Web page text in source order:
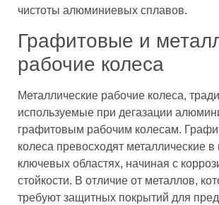
чистоты алюминиевых сплавов.
Графитовые и
рабочие колеса
Металлические рабочие колеса,
используемые при дегазации
графитовым рабочим колесам.
колеса превосходят металлические в
ключевых областях, начиная с
стойкости. В отличие от металлов,
требуют защитных покрытий для